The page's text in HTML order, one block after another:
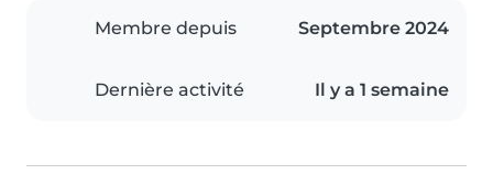
Membre depuis Septembre 2024
Dernière activité Il y a 1 semaine